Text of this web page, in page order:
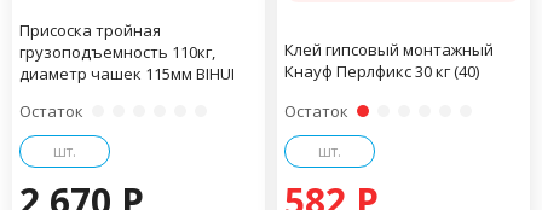
Присоска тройная
грузоподъемность 110кг,
диаметр чашек 115мм BIHUI
Остаток
шт.
Клей гипсовый монтажный
Кнауф Перлфикс 30 кг (40)
Остаток
шт.